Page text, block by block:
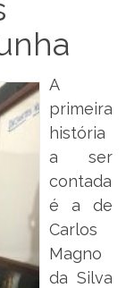
A
primeira
história
a ser
contada
é a de
Carlos
Magno
da Silva